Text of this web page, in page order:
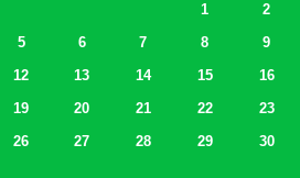
1
2
5 6 7 8
9
12 13 14 15
16
19 20 21 22
23
26 27 28 29
30